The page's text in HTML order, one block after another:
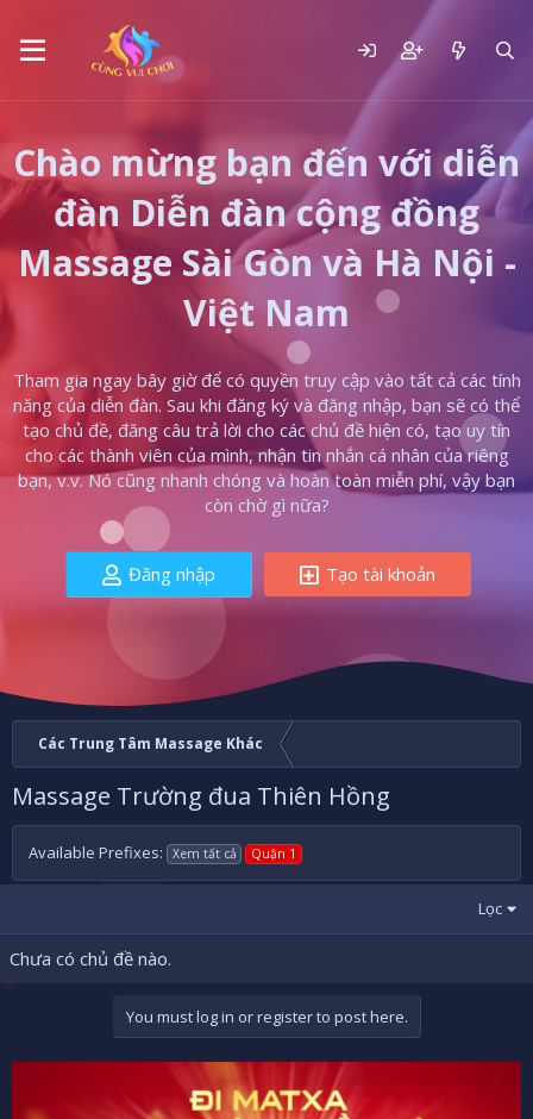
Chào mừng bạn đến với diễn
đàn Diễn đàn cộng đồng
Massage Sài Gòn và Hà Nội -
Việt Nam
Tham gia ngay bây giờ để có quyền truy cập vào tất cả các tính
năng của diễn đàn. Sau khi đăng ký và đăng nhập, bạn sẽ có thể
tạo chủ đề, đăng câu trả lời cho các chủ đề hiện có, tạo uy tín
cho các thành viên của mình, nhận tin nhắn cá nhân của riêng
bạn, v.v. Nó cũng nhanh chóng và hoàn toàn miễn phí, vậy bạn
còn chờ gì nữa?
Đăng nhập Tạo tài khoản
Các Trung Tâm Massage Khác
Massage Trường đua Thiên Hồng
Available Prefixes: Xem tất cả Quận 1
Lọc
Chưa có chủ đề nào.
You must log in or register to post here.